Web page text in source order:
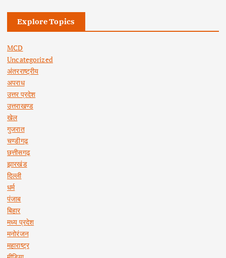
Explore Topics
MCD
Uncategorized
अंतरराष्ट्रीय
अपराध
उत्तर प्रदेश
उत्तराखण्ड
खेल
गुजरात
चण्डीगढ़
छत्तीसगढ़
झारखंड
दिल्ली
धर्म
पंजाब
बिहार
मध्य प्रदेश
मनोरंजन
महाराष्ट्र